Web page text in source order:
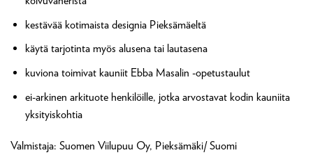
kestävää kotimaista designia Pieksämäeltä
käytä tarjotinta myös alusena tai lautasena
kuviona toimivat kauniit Ebba Masalin -opetustaulut
ei-arkinen arkituote henkilöille, jotka arvostavat kodin kauniita
yksityiskohtia
Valmistaja: Suomen Viilupuu Oy, Pieksämäki/ Suomi